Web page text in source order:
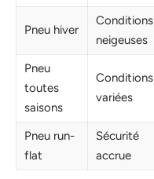
Pneu hiver
Conditions
neigeuses
Pneu
toutes
saisons
Conditions
variées
Pneu run-
flat
Sécurité
accrue